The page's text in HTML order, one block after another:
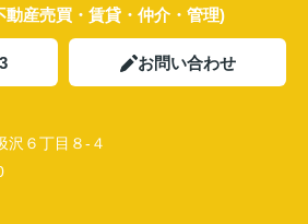
動産売買・賃貸・仲介・管理)
お問い合わせ
沢６丁目８-４